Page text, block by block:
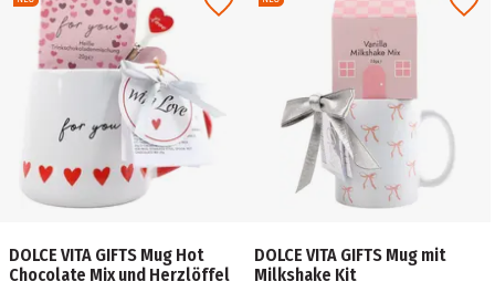
DOLCE VITA GIFTS Mug Hot
Chocolate Mix und Herzlöffel
DOLCE VITA GIFTS Mug mit
Milkshake Kit